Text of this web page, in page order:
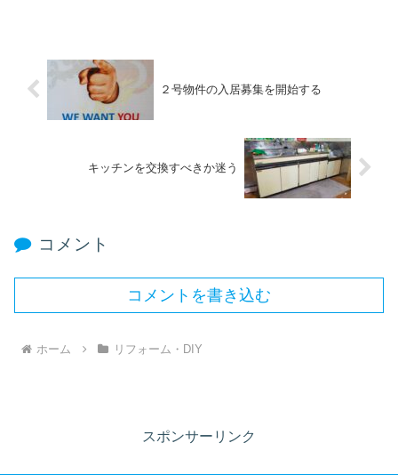
２号物件の入居募集を開始する
キッチンを交換すべきか迷う
コメント
コメントを書き込む
ホーム リフォーム・DIY
スポンサーリンク